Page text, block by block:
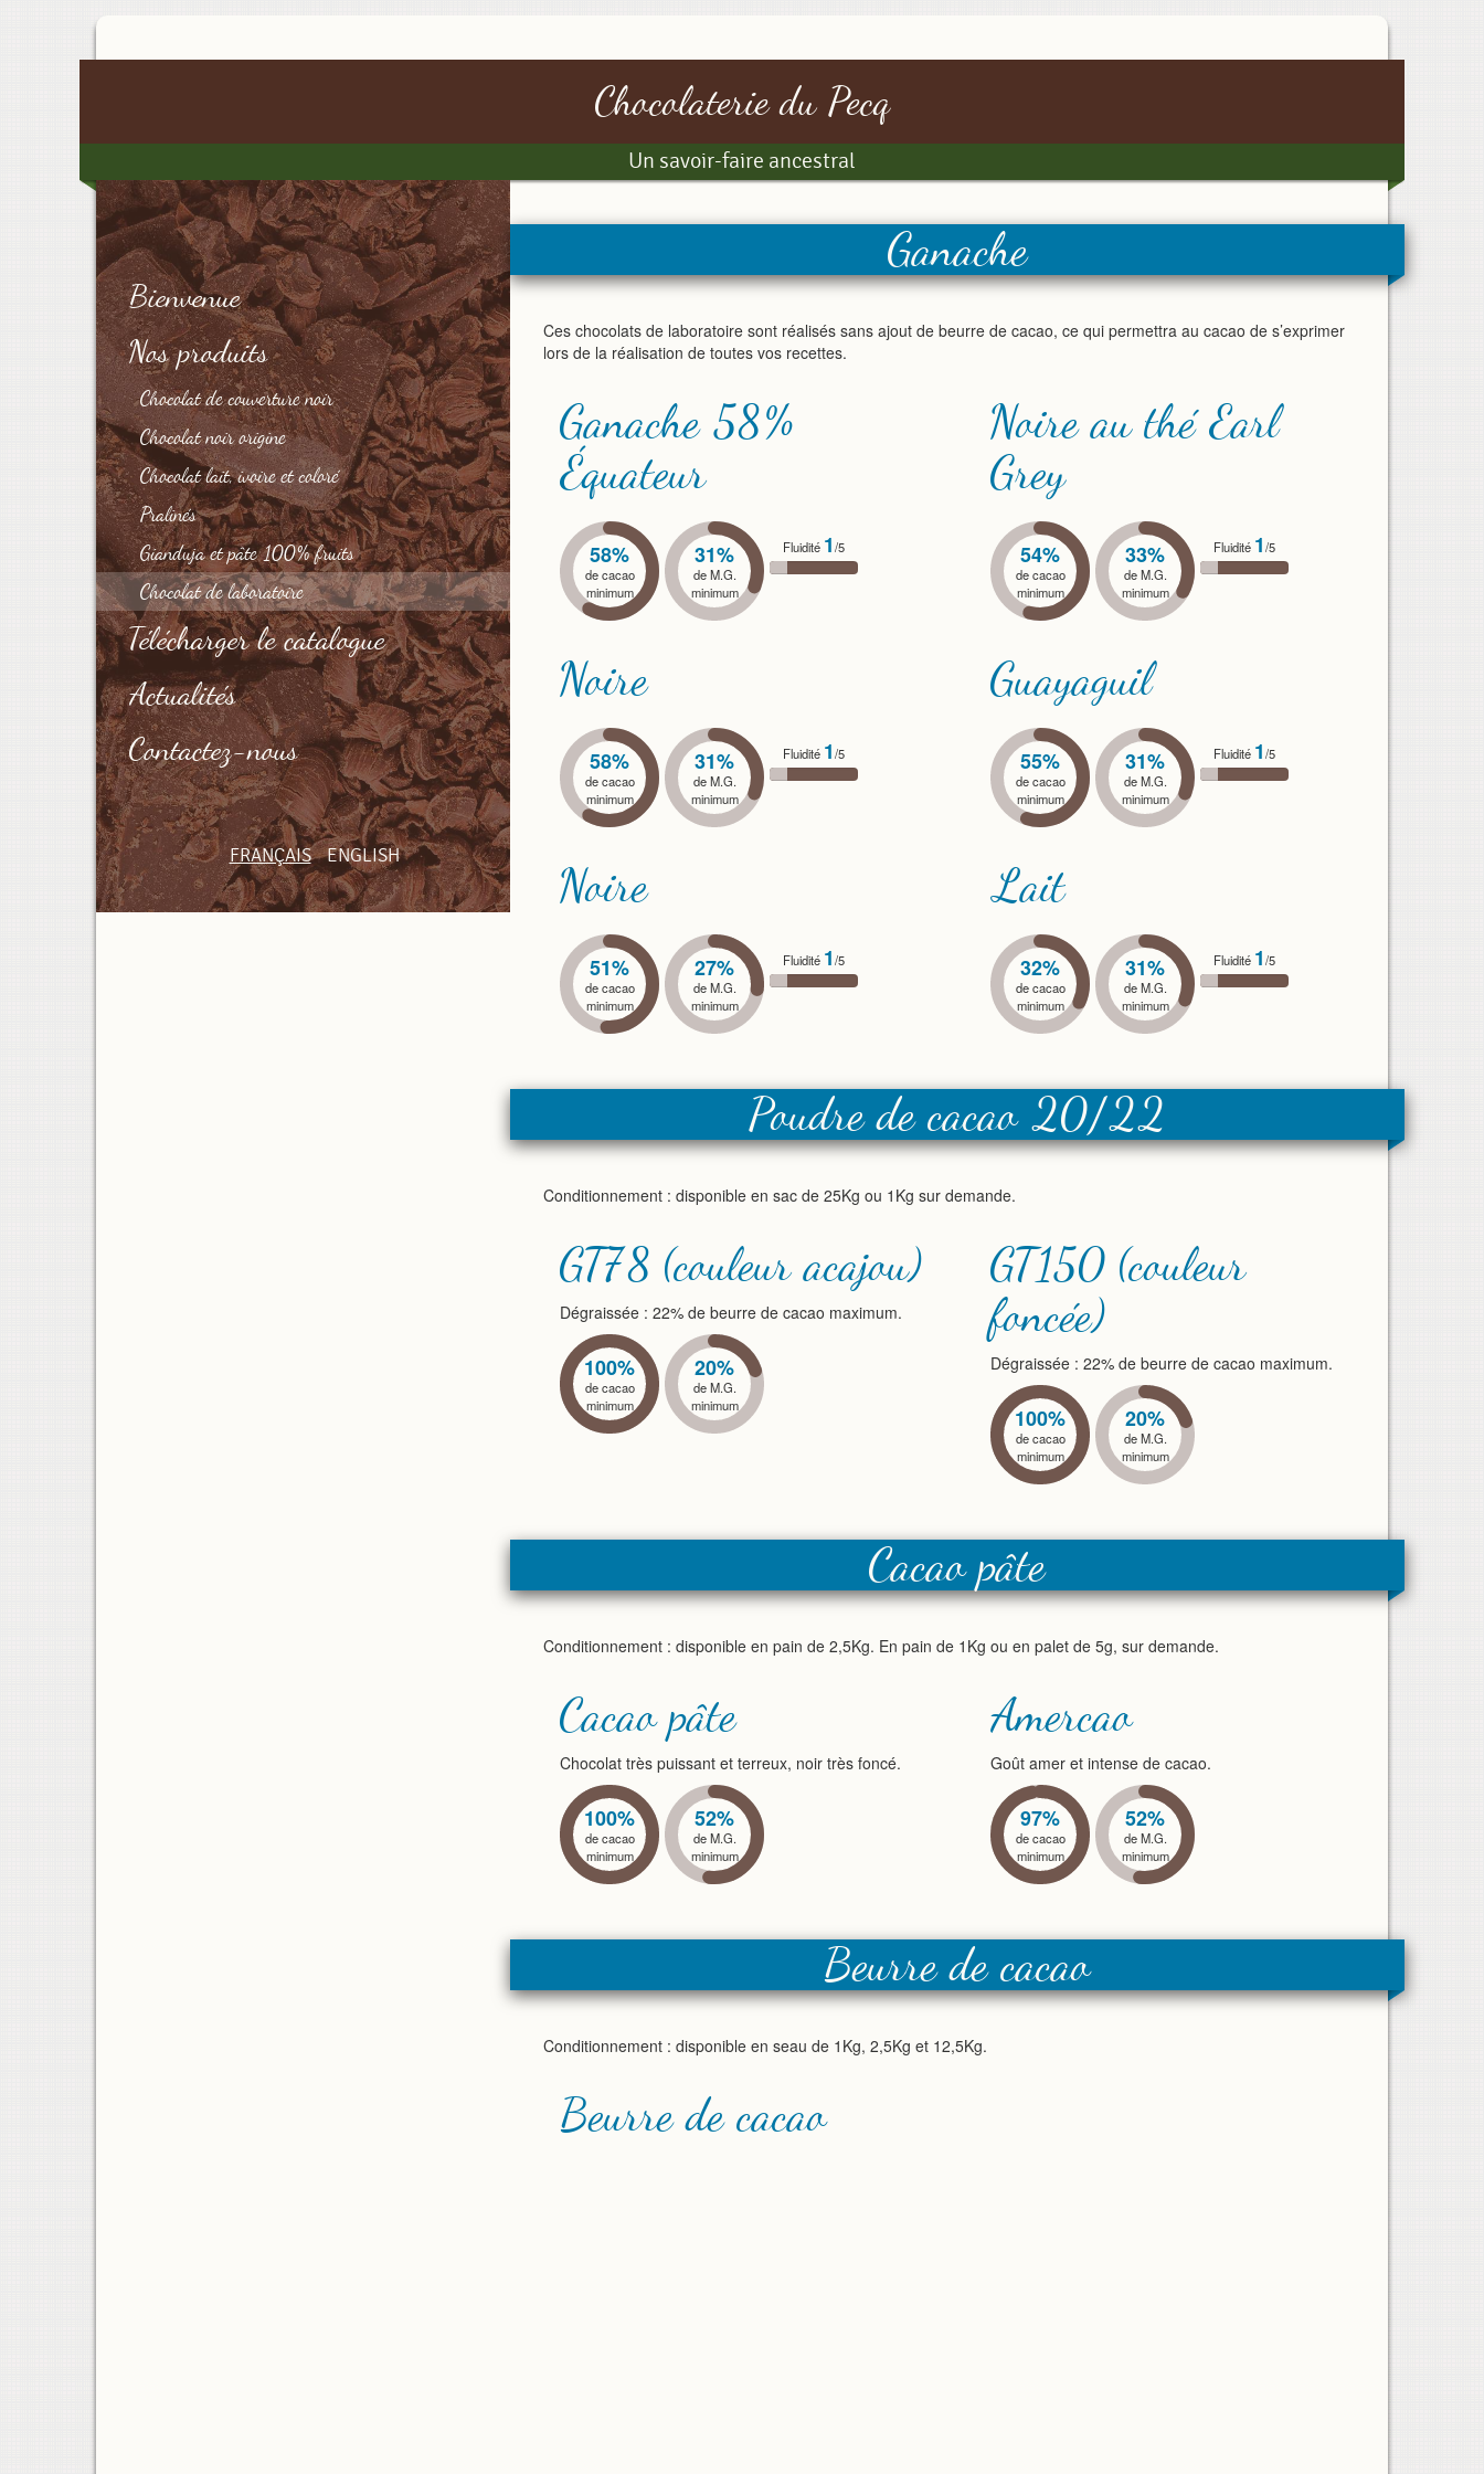
Chocolaterie du Pecq
Un savoir-faire ancestral
Bienvenue
Nos produits
Chocolat de couverture noir
Chocolat noir origine
Chocolat lait, ivoire et coloré
Pralinés
Gianduja et pâte 100% fruits
Chocolat de laboratoire
Télécharger le catalogue
Actualités
Contactez-nous
FRANÇAIS ENGLISH
Ganache
Ces chocolats de laboratoire sont réalisés sans ajout de beurre de cacao, ce qui permettra au cacao de s’exprimer
lors de la réalisation de toutes vos recettes.
Ganache 58%
Équateur
58%
de cacao
minimum
31%
de M.G.
minimum
Fluidité 1/5
Noire au thé Earl
Grey
54%
de cacao
minimum
33%
de M.G.
minimum
Fluidité 1/5
Noire
58%
de cacao
minimum
31%
de M.G.
minimum
Fluidité 1/5
Guayaguil
55%
de cacao
minimum
31%
de M.G.
minimum
Fluidité 1/5
Noire
51%
de cacao
minimum
27%
de M.G.
minimum
Fluidité 1/5
Lait
32%
de cacao
minimum
31%
de M.G.
minimum
Fluidité 1/5
Poudre de cacao 20/22
Conditionnement : disponible en sac de 25Kg ou 1Kg sur demande.
GT78 (couleur acajou)
Dégraissée : 22% de beurre de cacao maximum.
100%
de cacao
minimum
20%
de M.G.
minimum
GT150 (couleur
foncée)
Dégraissée : 22% de beurre de cacao maximum.
100%
de cacao
minimum
20%
de M.G.
minimum
Cacao pâte
Conditionnement : disponible en pain de 2,5Kg. En pain de 1Kg ou en palet de 5g, sur demande.
Cacao pâte
Chocolat très puissant et terreux, noir très foncé.
100%
de cacao
minimum
52%
de M.G.
minimum
Amercao
Goût amer et intense de cacao.
97%
de cacao
minimum
52%
de M.G.
minimum
Beurre de cacao
Conditionnement : disponible en seau de 1Kg, 2,5Kg et 12,5Kg.
Beurre de cacao